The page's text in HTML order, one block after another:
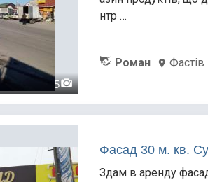
5
нтр …
Роман Фастів
Фасад 30 м. кв.
Здам в аренду